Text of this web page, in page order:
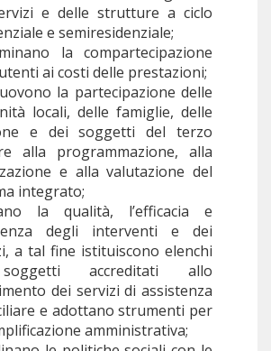
e delle strutture a ciclo
e semiresidenziale;
la compartecipazione
ai costi delle prestazioni;
la partecipazione delle
locali, delle famiglie, delle
e dei soggetti del terzo
alla programmazione, alla
e alla valutazione del
integrato;
la qualità, l’efficacia e
degli interventi e dei
a tal fine istituiscono elenchi
accreditati allo
dei servizi di assistenza
e adottano strumenti per
amministrativa;